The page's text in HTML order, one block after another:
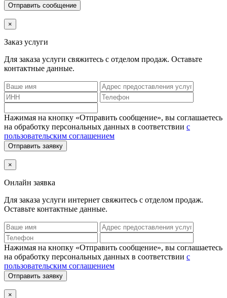
Отправить сообщение
×
Заказ услуги
Для заказа услуги свяжитесь с отделом продаж. Оставьте
контактные данные.
Нажимая на кнопку «Отправить сообщение», вы соглашаетесь
на обработку персональных данных в соответствии с
пользовательским соглашением
Отправить заявку
×
Онлайн заявка
Для заказа услуги интернет свяжитесь с отделом продаж.
Оставьте контактные данные.
Нажимая на кнопку «Отправить сообщение», вы соглашаетесь
на обработку персональных данных в соответствии с
пользовательским соглашением
Отправить заявку
×